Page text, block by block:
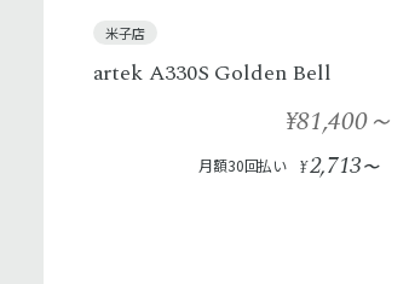
米子店
artek A330S Golden Bell
¥81,400～
月額30回払い ¥2,713〜